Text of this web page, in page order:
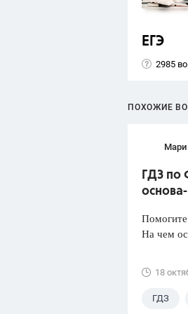
ЕГЭ
2985
ПОХОЖИЕ
ГДЗ по
На чем
18
ГДЗ